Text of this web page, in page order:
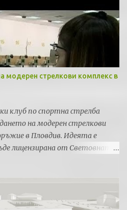
модерен стрелкови комплекс в
клуб по спортна стрелба
на модерен стрелкови
в Пловдив. Идеята е
лицензирана от Световната